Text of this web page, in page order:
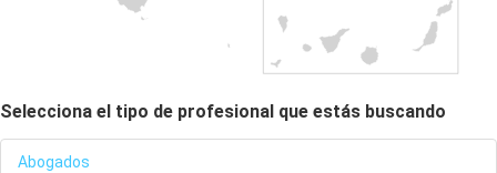
Selecciona el tipo de profesional que estás buscando
Abogados